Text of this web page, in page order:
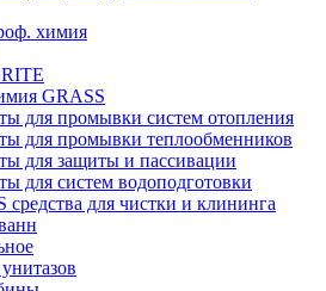
химия
GRASS
для промывки систем отопления
для промывки теплообменников
для защиты и пассивации
для систем водоподготовки
средства для чистки и клининга